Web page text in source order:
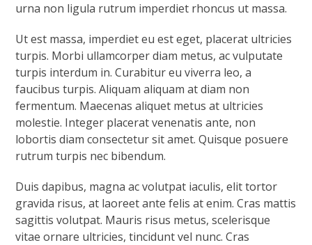
urna non ligula rutrum imperdiet rhoncus ut massa.
Ut est massa, imperdiet eu est eget, placerat ultricies
turpis. Morbi ullamcorper diam metus, ac vulputate
turpis interdum in. Curabitur eu viverra leo, a
faucibus turpis. Aliquam aliquam at diam non
fermentum. Maecenas aliquet metus at ultricies
molestie. Integer placerat venenatis ante, non
lobortis diam consectetur sit amet. Quisque posuere
rutrum turpis nec bibendum.
Duis dapibus, magna ac volutpat iaculis, elit tortor
gravida risus, at laoreet ante felis at enim. Cras mattis
sagittis volutpat. Mauris risus metus, scelerisque
vitae ornare ultricies, tincidunt vel nunc. Cras